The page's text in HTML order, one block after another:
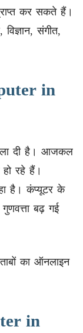
कर सकते हैं।
संगीत,
in
ला दी है। आजकल
रहे हैं।
है। कंप्यूटर के
बढ़ गई
का ऑनलाइन
in